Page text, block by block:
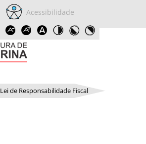
Acessibilidade
Lei de Responsabilidade Fiscal